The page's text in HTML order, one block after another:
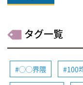
タグ一覧
◯◯界隈 100